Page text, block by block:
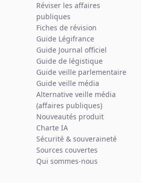
Réviser les affaires
publiques
Fiches de révision
Guide Légifrance
Guide Journal officiel
Guide de légistique
Guide veille parlementaire
Guide veille média
Alternative veille média
(affaires publiques)
Nouveautés produit
Charte IA
Sécurité & souveraineté
Sources couvertes
Qui sommes-nous